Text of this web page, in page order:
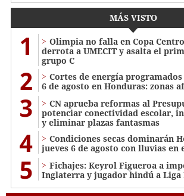
MÁS VISTO
1
Olimpia no falla en Copa
derrota a UMECIT y asalta el
grupo C
2
Cortes de energía
6 de agosto en Honduras: zonas
3
CN aprueba reformas al
potenciar conectividad escolar,
y eliminar plazas fantasmas
4
Condiciones secas dominarán
jueves 6 de agosto con lluvias en
5
Fichajes: Keyrol Figueroa a
Inglaterra y jugador hindú a Liga